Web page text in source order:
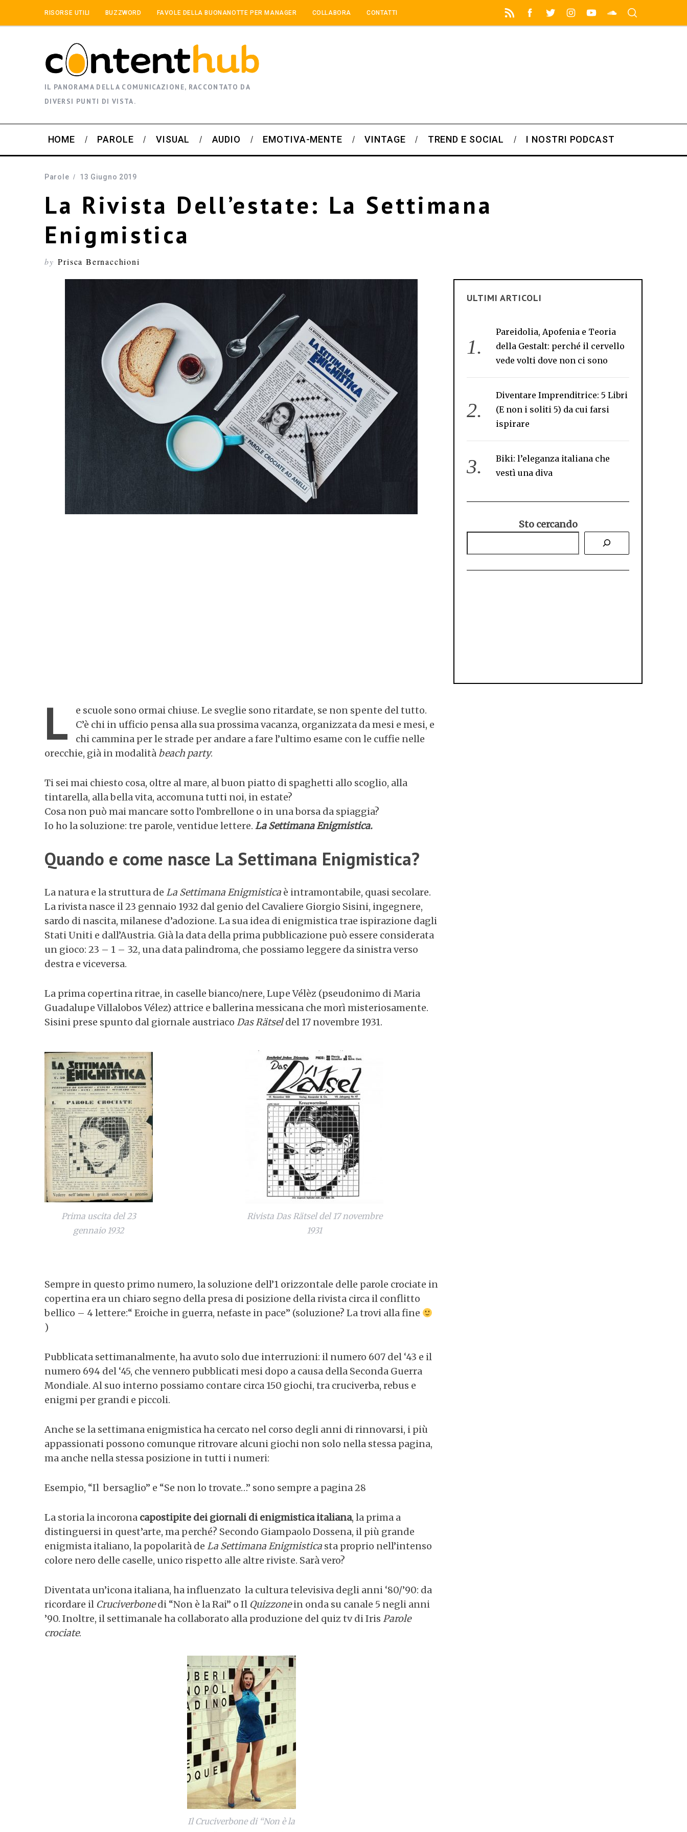
RISORSE UTILI BUZZWORD FAVOLE DELLA BUONANOTTE PER MANAGER COLLABORA CONTATTI
IL PANORAMA DELLA COMUNICAZIONE, RACCONTATO DA
DIVERSI PUNTI DI VISTA.
HOME PAROLE VISUAL AUDIO EMOTIVA-MENTE VINTAGE TREND E SOCIAL I NOSTRI PODCAST
Parole 13 Giugno 2019
La Rivista Dell’estate: La Settimana
Enigmistica
by Prisca Bernacchioni
L
e scuole sono ormai chiuse. Le sveglie sono ritardate, se non spente del tutto.
C’è chi in ufficio pensa alla sua prossima vacanza, organizzata da mesi e mesi, e
chi cammina per le strade per andare a fare l’ultimo esame con le cuffie nelle
orecchie, già in modalità beach party.
Ti sei mai chiesto cosa, oltre al mare, al buon piatto di spaghetti allo scoglio, alla
tintarella, alla bella vita, accomuna tutti noi, in estate?
Cosa non può mai mancare sotto l’ombrellone o in una borsa da spiaggia?
Io ho la soluzione: tre parole, ventidue lettere. La Settimana Enigmistica.
Quando e come nasce La Settimana Enigmistica?
La natura e la struttura de La Settimana Enigmistica è intramontabile, quasi secolare.
La rivista nasce il 23 gennaio 1932 dal genio del Cavaliere Giorgio Sisini, ingegnere,
sardo di nascita, milanese d’adozione. La sua idea di enigmistica trae ispirazione dagli
Stati Uniti e dall’Austria. Già la data della prima pubblicazione può essere considerata
un gioco: 23 – 1 – 32, una data palindroma, che possiamo leggere da sinistra verso
destra e viceversa.
La prima copertina ritrae, in caselle bianco/nere, Lupe Vélèz (pseudonimo di Maria
Guadalupe Villalobos Vélez) attrice e ballerina messicana che morì misteriosamente.
Sisini prese spunto dal giornale austriaco Das Rätseldel 17 novembre 1931.
Prima uscita del 23
gennaio 1932
Rivista Das Rätsel del 17 novembre
1931
Sempre in questo primo numero, la soluzione dell’1 orizzontale delle parole crociate in
copertina era un chiaro segno della presa di posizione della rivista circa il conflitto
bellico – 4 lettere:“ Eroiche in guerra, nefaste in pace” (soluzione? La trovi alla fine
)
Pubblicata settimanalmente, ha avuto solo due interruzioni: il numero 607 del ‘43 e il
numero 694 del ‘45, che vennero pubblicati mesi dopo a causa della Seconda Guerra
Mondiale. Al suo interno possiamo contare circa 150 giochi, tra cruciverba, rebus e
enigmi per grandi e piccoli.
Anche se la settimana enigmistica ha cercato nel corso degli anni di rinnovarsi, i più
appassionati possono comunque ritrovare alcuni giochi non solo nella stessa pagina,
ma anche nella stessa posizione in tutti i numeri:
Esempio, “Il bersaglio” e “Se non lo trovate…” sono sempre a pagina 28
La storia la incorona capostipite dei giornali di enigmistica italiana, la prima a
distinguersi in quest’arte, ma perché? Secondo Giampaolo Dossena, il più grande
enigmista italiano, la popolarità de La Settimana Enigmistica sta proprio nell’intenso
colore nero delle caselle, unico rispetto alle altre riviste. Sarà vero?
Diventata un’icona italiana, ha influenzato la cultura televisiva degli anni ‘80/’90: da
ricordare il Cruciverbonedi “Non è la Rai” o Il Quizzonein onda su canale 5 negli anni
’90. Inoltre, il settimanale ha collaborato alla produzione del quiz tv di Iris Parole
crociate.
Il Cruciverbone di “Non è la
ULTIMI ARTICOLI
Pareidolia, Apofenia e Teoria
della Gestalt: perché il cervello
vede volti dove non ci sono
Diventare Imprenditrice: 5 Libri
(E non i soliti 5) da cui farsi
ispirare
Biki: l’eleganza italiana che
vestì una diva
Sto cercando
S
a
r
c
h
r
: